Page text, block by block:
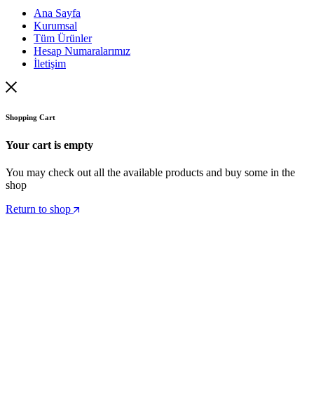
Ana Sayfa
Kurumsal
Tüm Ürünler
Hesap Numaralarımız
İletişim
Shopping Cart
Your cart is empty
You may check out all the available products and buy some in the
shop
Return to shop